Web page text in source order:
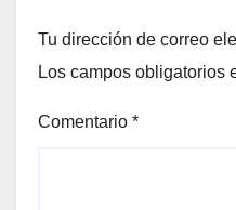
Tu dirección de correo
Los campos obligatorios
Comentario *